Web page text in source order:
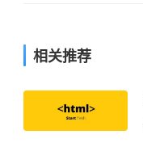
相关推荐